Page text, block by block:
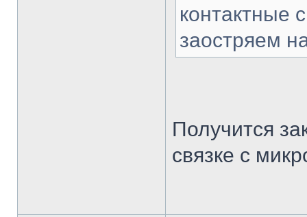
контактные
заостряем
Получится
связке с